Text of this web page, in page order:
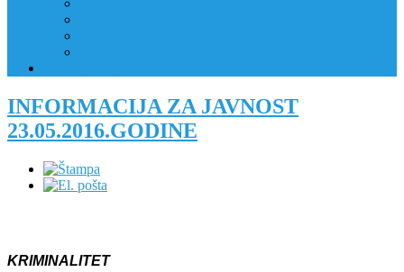
INFORMACIJA ZA JAVNOST
23.05.2016.GODINE
KRIMINALITET